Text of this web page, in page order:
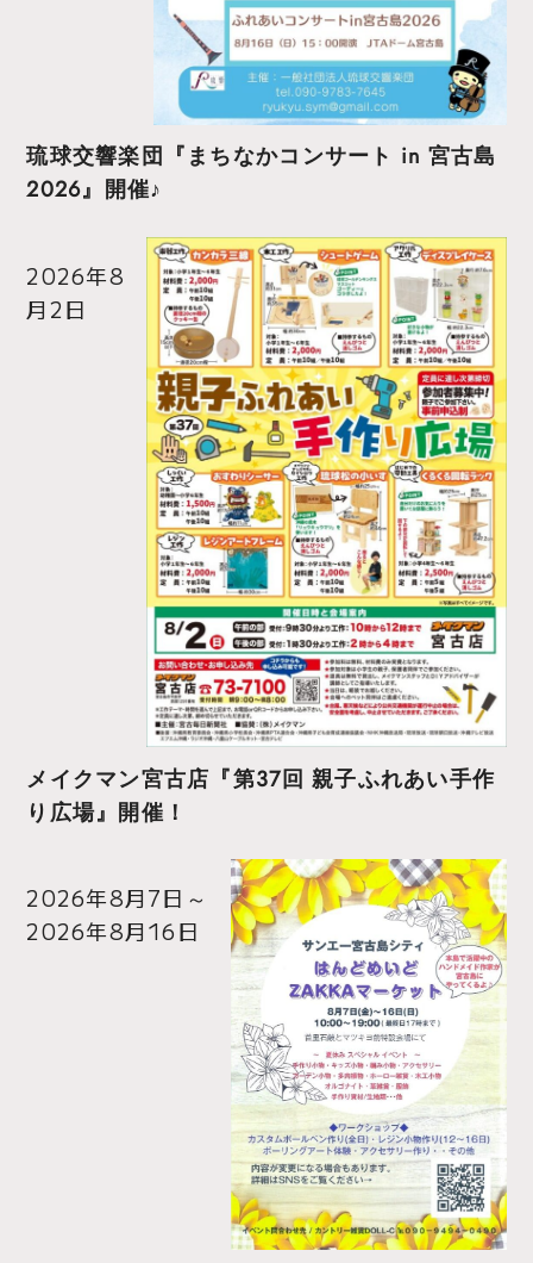
琉球交響楽団『まちなかコンサート in 宮古島
2026』開催♪
2026年8
月2日
メイクマン宮古店『第37回 親子ふれあい手作
り広場』開催！
2026年8月7日 ～
2026年8月16日